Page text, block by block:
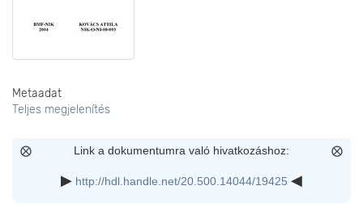
Metaadat
Teljes megjelenítés
Link a dokumentumra való hivatkozáshoz:
http://hdl.handle.net/20.500.14044/19425